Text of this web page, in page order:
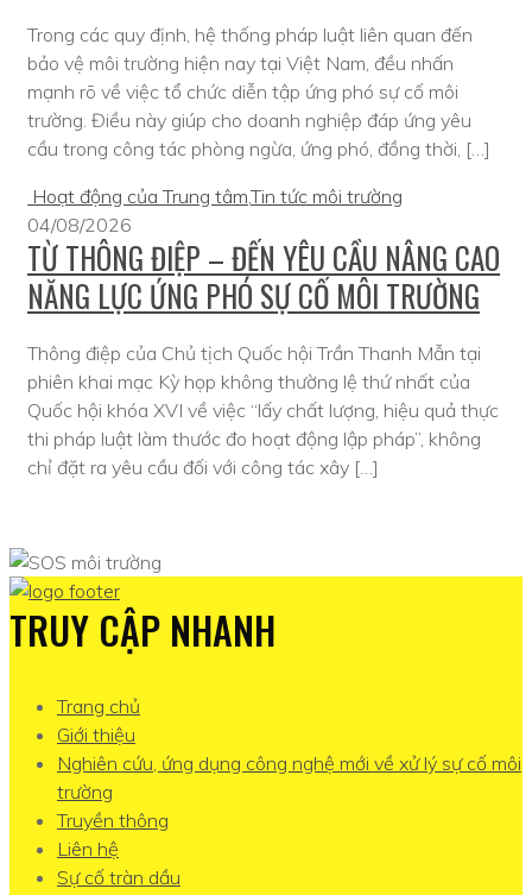
Trong các quy định, hệ thống pháp luật liên quan đến
bảo vệ môi trường hiện nay tại Việt Nam, đều nhấn
mạnh rõ về việc tổ chức diễn tập ứng phó sự cố môi
trường. Điều này giúp cho doanh nghiệp đáp ứng yêu
cầu trong công tác phòng ngừa, ứng phó, đồng thời, […]
Hoạt động của Trung tâm,Tin tức môi trường
04/08/2026
TỪ THÔNG ĐIỆP – ĐẾN YÊU CẦU NÂNG CAO
NĂNG LỰC ỨNG PHÓ SỰ CỐ MÔI TRƯỜNG
Thông điệp của Chủ tịch Quốc hội Trần Thanh Mẫn tại
phiên khai mạc Kỳ họp không thường lệ thứ nhất của
Quốc hội khóa XVI về việc “lấy chất lượng, hiệu quả thực
thi pháp luật làm thước đo hoạt động lập pháp”, không
chỉ đặt ra yêu cầu đối với công tác xây […]
TRUY CẬP NHANH
Trang chủ
Giới thiệu
Nghiên cứu, ứng dụng công nghệ mới về xử lý sự cố môi
trường
Truyền thông
Liên hệ
Sự cố tràn dầu